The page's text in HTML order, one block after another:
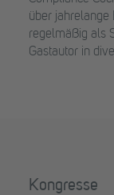
über jahrelange
regelmäßig als
Gastautor in
Kongresse